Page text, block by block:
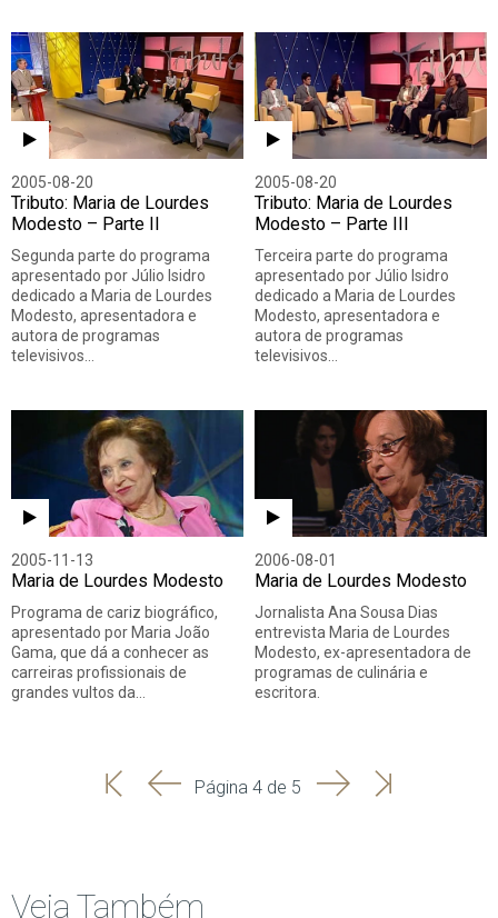
2005-08-20
Tributo: Maria de Lourdes
Modesto – Parte II
Segunda parte do programa
apresentado por Júlio Isidro
dedicado a Maria de Lourdes
Modesto, apresentadora e
autora de programas
televisivos…
2005-08-20
Tributo: Maria de Lourdes
Modesto – Parte III
Terceira parte do programa
apresentado por Júlio Isidro
dedicado a Maria de Lourdes
Modesto, apresentadora e
autora de programas
televisivos…
2005-11-13
Maria de Lourdes Modesto
Programa de cariz biográfico,
apresentado por Maria João
Gama, que dá a conhecer as
carreiras profissionais de
grandes vultos da…
2006-08-01
Maria de Lourdes Modesto
Jornalista Ana Sousa Dias
entrevista Maria de Lourdes
Modesto, ex-apresentadora de
programas de culinária e
escritora.
'
'
Página 4 de 5 SeguinteÚltima
Veja Também